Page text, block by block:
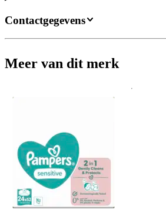
Contactgegevens
Meer van dit merk